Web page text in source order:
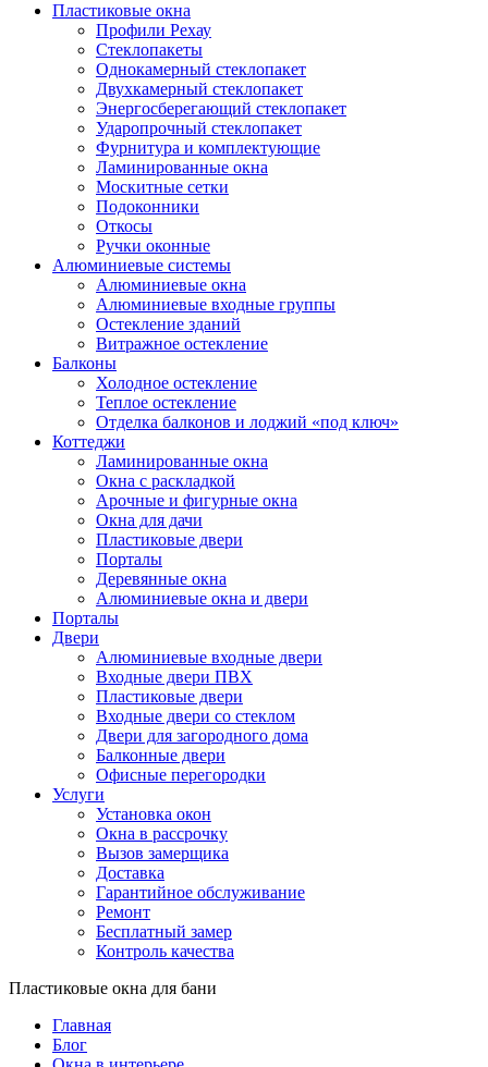
Пластиковые окна
Профили Рехау
Стеклопакеты
Однокамерный стеклопакет
Двухкамерный стеклопакет
Энергосберегающий стеклопакет
Ударопрочный стеклопакет
Фурнитура и комплектующие
Ламинированные окна
Москитные сетки
Подоконники
Откосы
Ручки оконные
Алюминиевые системы
Алюминиевые окна
Алюминиевые входные группы
Остекление зданий
Витражное остекление
Балконы
Холодное остекление
Теплое остекление
Отделка балконов и лоджий «под ключ»
Коттеджи
Ламинированные окна
Окна с раскладкой
Арочные и фигурные окна
Окна для дачи
Пластиковые двери
Порталы
Деревянные окна
Алюминиевые окна и двери
Порталы
Двери
Алюминиевые входные двери
Входные двери ПВХ
Пластиковые двери
Входные двери со стеклом
Двери для загородного дома
Балконные двери
Офисные перегородки
Услуги
Установка окон
Окна в рассрочку
Вызов замерщика
Доставка
Гарантийное обслуживание
Ремонт
Бесплатный замер
Контроль качества
Пластиковые окна для бани
Главная
Блог